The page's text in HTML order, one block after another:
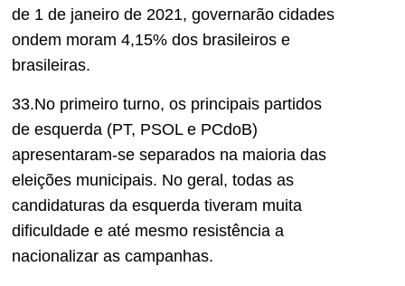
de 1 de janeiro de 2021, governarão cidades
ondem moram 4,15% dos brasileiros e
brasileiras.
33.No primeiro turno, os principais partidos
de esquerda (PT, PSOL e PCdoB)
apresentaram-se separados na maioria das
eleições municipais. No geral, todas as
candidaturas da esquerda tiveram muita
dificuldade e até mesmo resistência a
nacionalizar as campanhas.